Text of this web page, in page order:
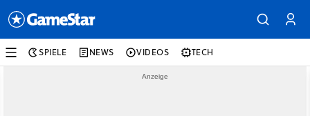
SPIELE NEWS VIDEOS TECH